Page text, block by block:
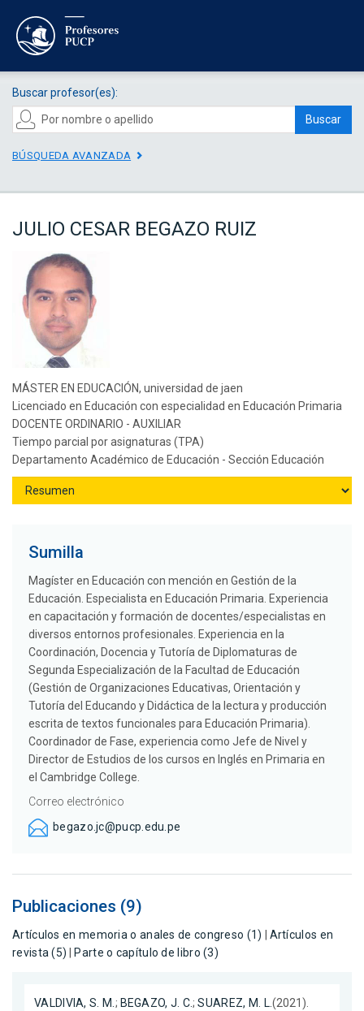
Buscar profesor(es):
Buscar
BÚSQUEDA AVANZADA
JULIO CESAR BEGAZO RUIZ
MÁSTER EN EDUCACIÓN, universidad de jaen
Licenciado en Educación con especialidad en Educación Primaria
DOCENTE ORDINARIO - AUXILIAR
Tiempo parcial por asignaturas (TPA)
Departamento Académico de Educación - Sección Educación
Sumilla
Magíster en Educación con mención en Gestión de la
Educación. Especialista en Educación Primaria. Experiencia
en capacitación y formación de docentes/especialistas en
diversos entornos profesionales. Experiencia en la
Coordinación, Docencia y Tutoría de Diplomaturas de
Segunda Especialización de la Facultad de Educación
(Gestión de Organizaciones Educativas, Orientación y
Tutoría del Educando y Didáctica de la lectura y producción
escrita de textos funcionales para Educación Primaria).
Coordinador de Fase, experiencia como Jefe de Nivel y
Director de Estudios de los cursos en Inglés en Primaria en
el Cambridge College.
Correo electrónico
begazo.jc@pucp.edu.pe
Publicaciones (9)
Artículos en memoria o anales de congreso (1)
Artículos en
revista (5)
Parte o capítulo de libro (3)
VALDIVIA, S. M. ; BEGAZO, J. C.;SUAREZ, M. L.(2021).